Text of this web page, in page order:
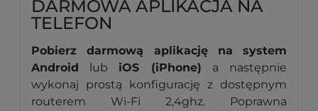
DARMOWA APLIKACJA NA
TELEFON
Pobierz darmową aplikację na system
Android lub iOS (iPhone) a następnie
wykonaj prostą konfigurację z dostępnym
routerem Wi-Fi 2,4ghz. Poprawna